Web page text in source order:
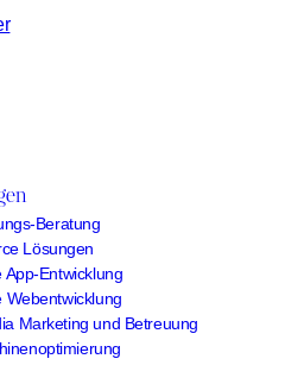
Beratung
Lösungen
App-Entwicklung
Webentwicklung
Marketing und Betreuung